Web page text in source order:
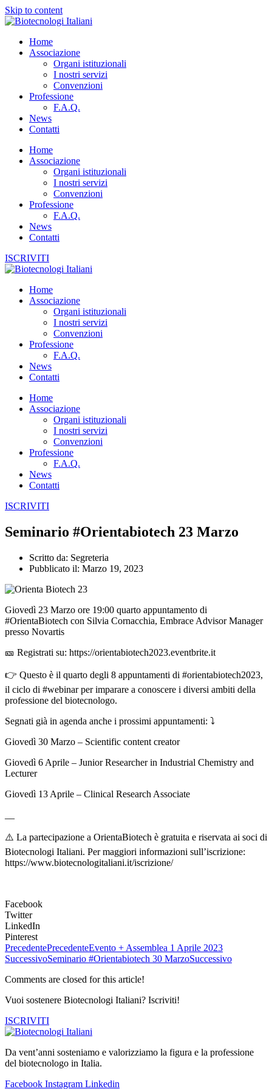
Skip to content
Home
Associazione
Organi istituzionali
I nostri servizi
Convenzioni
Professione
F.A.Q.
News
Contatti
Home
Associazione
Organi istituzionali
I nostri servizi
Convenzioni
Professione
F.A.Q.
News
Contatti
ISCRIVITI
Home
Associazione
Organi istituzionali
I nostri servizi
Convenzioni
Professione
F.A.Q.
News
Contatti
Home
Associazione
Organi istituzionali
I nostri servizi
Convenzioni
Professione
F.A.Q.
News
Contatti
ISCRIVITI
Seminario #Orientabiotech 23 Marzo
Scritto da: Segreteria
Pubblicato il: Marzo 19, 2023
Giovedì 23 Marzo ore 19:00 quarto appuntamento di
#OrientaBiotech con Silvia Cornacchia, Embrace Advisor Manager
presso Novartis
🎫 Registrati su: https://orientabiotech2023.eventbrite.it
👉 Questo è il quarto degli 8 appuntamenti di #orientabiotech2023,
il ciclo di #webinar per imparare a conoscere i diversi ambiti della
professione del biotecnologo.
Segnati già in agenda anche i prossimi appuntamenti: ⤵️
G iovedì 30 Marzo – Scientific content creator
G iovedì 6 Aprile – Junior Researcher in Industrial Chemistry and
Lecturer
G iovedì 13 Aprile – Clinical Research Associate
⚠️ La partecipazione a OrientaBiotech è gratuita e riservata ai soci di
Biotecnologi Italiani. Per maggiori informazioni sull’iscrizione:
https://www.biotecnologitaliani.it/iscrizione/
Facebook
Twitter
LinkedIn
Pinterest
PrecedentePrecedenteEvento + Assemblea 1 Aprile 2023
SuccessivoSeminario #Orientabiotech 30 MarzoSuccessivo
Comments are closed for this article!
Vuoi sostenere Biotecnologi Italiani? Iscriviti!
ISCRIVITI
Da vent’anni sosteniamo e valorizziamo la figura e la professione
del biotecnologo in Italia.
Facebook Instagram Linkedin